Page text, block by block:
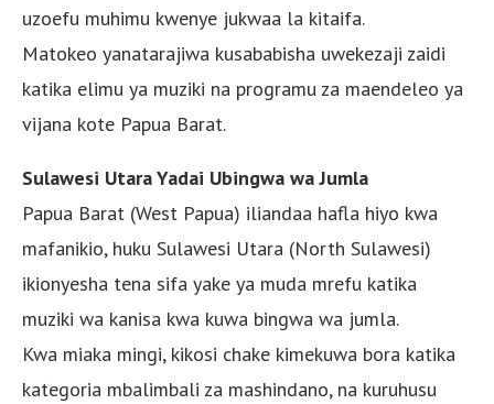
uzoefu muhimu kwenye jukwaa la kitaifa.
Matokeo yanatarajiwa kusababisha uwekezaji zaidi
katika elimu ya muziki na programu za maendeleo ya
vijana kote Papua Barat.
Sulawesi Utara Yadai Ubingwa wa Jumla
Papua Barat (West Papua) iliandaa hafla hiyo kwa
mafanikio, huku Sulawesi Utara (North Sulawesi)
ikionyesha tena sifa yake ya muda mrefu katika
muziki wa kanisa kwa kuwa bingwa wa jumla.
Kwa miaka mingi, kikosi chake kimekuwa bora katika
kategoria mbalimbali za mashindano, na kuruhusu